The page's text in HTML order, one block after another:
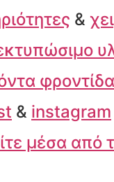
&
& instagram
μέσα από